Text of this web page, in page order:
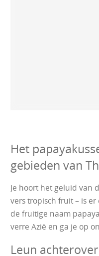
Het
gebieden van
Je hoort het geluid van
vers tropisch fruit – is
de fruitige naam
verre Azië en ga je op
Leun